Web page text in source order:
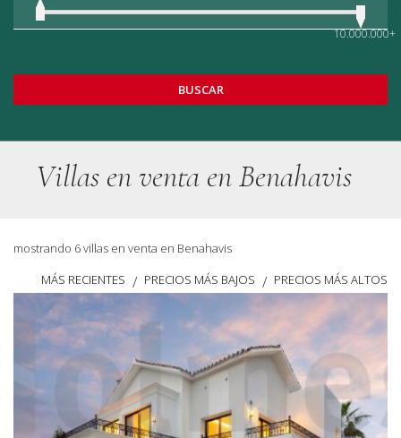
10.000.000+
BUSCAR
Villas en venta en Benahavis
mostrando 6 villas en venta en Benahavis
MÁS RECIENTES / PRECIOS MÁS BAJOS / PRECIOS MÁS ALTOS